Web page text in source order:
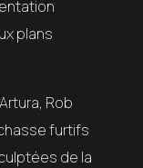
plans
Rob
furtifs
de la